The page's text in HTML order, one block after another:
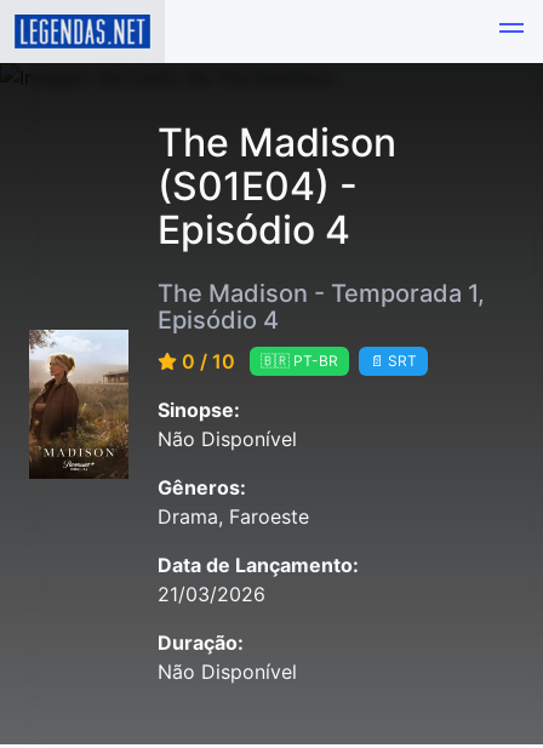
The Madison
(S01E04) -
Episódio 4
The Madison - Temporada 1,
Episódio 4
0 / 10 🇧🇷 PT-BR 📄 SRT
Sinopse:
Não Disponível
Gêneros:
Drama, Faroeste
Data de Lançamento:
21/03/2026
Duração:
Não Disponível